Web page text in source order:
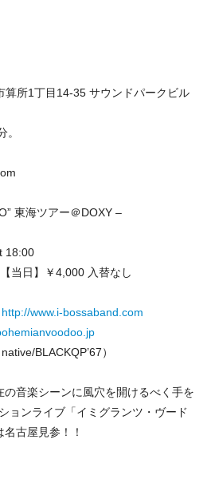
算所1丁目14-35 サウンドパークビル
東海ツアー＠DOXY –
18:00
当日】￥4,000 入替なし
http://www.i-bossaband.com
BLACKQP’67）
音楽シーンに風穴を開けるべく手を
ョンライブ「イミグランツ・ヴード
古屋見参！！